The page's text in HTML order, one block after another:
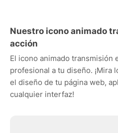
Nuestro icono animado
acción
El icono animado transmisión
profesional a tu diseño. ¡Mira
el diseño de tu página web,
cualquier interfaz!